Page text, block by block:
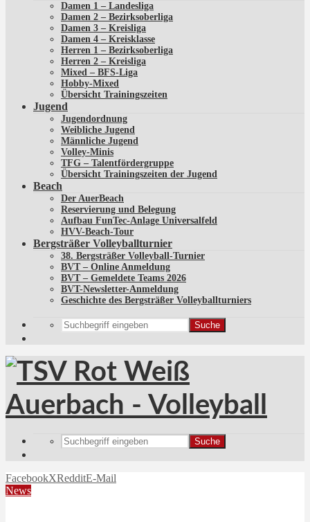
Damen 1 – Landesliga
Damen 2 – Bezirksoberliga
Damen 3 – Kreisliga
Damen 4 – Kreisklasse
Herren 1 – Bezirksoberliga
Herren 2 – Kreisliga
Mixed – BFS-Liga
Hobby-Mixed
Übersicht Trainingszeiten
Jugend
Jugendordnung
Weibliche Jugend
Männliche Jugend
Volley-Minis
TFG – Talentfördergruppe
Übersicht Trainingszeiten der Jugend
Beach
Der AuerBeach
Reservierung und Belegung
Aufbau FunTec-Anlage Universalfeld
HVV-Beach-Tour
Bergsträßer Volleyballturnier
38. Bergsträßer Volleyball-Turnier
BVT – Online Anmeldung
BVT – Gemeldete Teams 2026
BVT-Newsletter-Anmeldung
Geschichte des Bergsträßer Volleyballturniers
Suche
Suche
FacebookXRedditE-Mail
News